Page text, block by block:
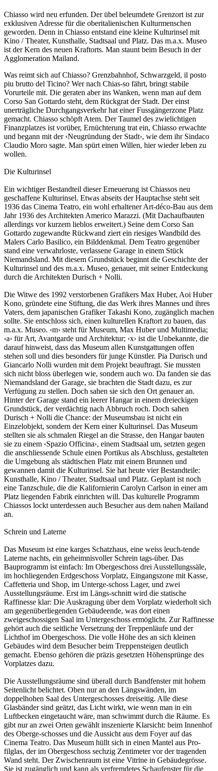
Chiasso wird neu erfunden. Der übel beleumdete Grenzort ist zur
exklusiven Adresse für die oberitalienischen Kulturmenschen
geworden. Denn in Chiasso entstand eine kleine Kulturinsel mit
Kino / Theater, Kunsthalle, Stadtsaal und Platz. Das m.a.x. Museo
ist der Kern des neuen Kraftorts. Man staunt beim Besuch in der
Agglomeration Mailand.
Was reimt sich auf Chiasso? Grenzbahnhof, Schwarzgeld, il posto
piu brutto del Ticino? Wer nach Chias-so fährt, bringt stabile
Vorurteile mit. Die geraten aber ins Wanken, wenn man auf dem
Corso San Gottardo steht, dem Rückgrat der Stadt. Der einst
unerträgliche Durchgangsverkehr hat einer Fussgängerzone Platz
gemacht. Chiasso schöpft Atem. Der Taumel des zwielichtigen
Finanzplatzes ist vorüber, Ernüchterung trat ein, Chiasso erwachte
und begann mit der ‹Neugründung der Stadt›, wie dem ihr Sindaco
Claudio Moro sagte. Man spürt einen Willen, hier wieder leben zu
wollen.
Die Kulturinsel
Ein wichtiger Bestandteil dieser Erneuerung ist Chiassos neu
geschaffene Kulturinsel. Etwas abseits der Hauptachse steht seit
1936 das Cinema Teatro, ein wohl erhaltener Art-déco-Bau aus dem
Jahr 1936 des Architekten Americo Marazzi. (Mit Dachaufbauten
allerdings vor kurzem lieblos erweitert.) Seine dem Corso San
Gottardo zugewandte Rückwand ziert ein riesiges Wandbild des
Malers Carlo Basilico, ein Bilddenkmal. Dem Teatro gegenüber
stand eine verwahrloste, verlassene Garage in einem Stück
Niemandsland. Mit diesem Grundstück beginnt die Geschichte der
Kulturinsel und des m.a.x. Museo, genauer, mit seiner Entdeckung
durch die Architekten Durisch + Nolli.
Die Witwe des 1992 verstorbenen Grafikers Max Huber, Aoi Huber
Kono, gründete eine Stiftung, die das Werk ihres Mannes und ihres
Vaters, dem japanischen Grafiker Takashi Kono, zugänglich machen
sollte. Sie entschloss sich, einen kulturellen Kraftort zu bauen, das
m.a.x. Museo. ‹m› steht für Museum, Max Huber und Multimedia;
‹a› für Art, Avantgarde und Architektur; ‹x› ist die Unbekannte, die
darauf hinweist, dass das Museum allen Kunstgattungen offen
stehen soll und dies besonders für junge Künstler. Pia Durisch und
Giancarlo Nolli wurden mit dem Projekt beauftragt. Sie mussten
sich nicht bloss überlegen wie, sondern auch wo. Da fanden sie das
Niemandsland der Garage, sie brachten die Stadt dazu, es zur
Verfügung zu stellen. Doch sahen sie sich den Ort genauer an.
Hinter der Garage stand ein leerer Hangar in einem dreieckigen
Grundstück, der verdächtig nach Abbruch roch. Doch sahen
Durisch + Nolli die Chance: der Museumsbau ist nicht ein
Einzelobjekt, sondern der Kern einer Kulturinsel. Das Museum
stellten sie als schmalen Riegel an die Strasse, den Hangar bauten
sie zu einem ‹Spazio Officina›, einem Stadtsaal um, setzten gegen
die anschliessende Schule einen Portikus als Abschluss, gestalteten
die Umgebung als städtischen Platz mit einem Brunnen und
gewannen damit die Kulturinsel. Sie hat heute vier Bestandteile:
Kunsthalle, Kino / Theater, Stadtsaal und Platz. Geplant ist noch
eine Tanzschule, die die Kalifornierin Carolyn Carlson in einer am
Platz liegenden Fabrik einrichten will. Das kulturelle Programm
Chiassos lockt unterdessen auch Besucher aus dem nahen Mailand
an.
Schrein und Laterne
Das Museum ist eine karges Schatzhaus, eine weiss leuch-tende
Laterne nachts, ein geheimnisvoller Schrein tags-über. Das
Bauprogramm ist einfach: Im Obergeschoss drei Ausstellungssäle,
im hochliegenden Erdgeschoss Vorplatz, Eingangszone mit Kasse,
Caffetteria und Shop, im Unterge-schoss Lager, und zwei
Ausstellungsräume. Erst im Längs-schnitt wird die statische
Raffinesse klar: Die Auskragung über dem Vorplatz wiederholt sich
am gegenüberliegenden Gebäudeende, was dort einen
zweigeschossigen Saal im Untergeschoss ermöglicht. Zur Raffinesse
gehört auch die seitliche Versetzung der Treppenläufe und der
Lichthof im Obergeschoss. Die volle Höhe des an sich kleinen
Gebäudes wird dem Besucher beim Treppensteigen deutlich
gemacht. Ebenso gehören die präzis gesetzten Höhensprünge des
Vorplatzes dazu.
Die Ausstellungsräume sind überall durch Bandfenster mit hohem
Seitenlicht belichtet. Oben nur an den Längswänden, im
doppelhohen Saal des Untergeschosses dreiseitig. Alle diese
Glasbänder sind geätzt, das Licht wirkt, wie wenn man in ein
Luftbecken eingetaucht wäre, man schwimmt durch die Räume. Es
gibt nur an zwei Orten gewählt inszenierte Klarsicht: beim Innenhof
des Oberge-schosses und die Aussicht aus dem Foyer auf das
Cinema Teatro. Das Museum hüllt sich in einen Mantel aus Pro-
filglas, der im Obergeschoss sechzig Zentimeter vor der tragenden
Wand steht. Der Zwischenraum ist eine Vitrine in Gebäudegrösse.
Sie ist zugänglich und kann als verfremdetes Schaufenster für die